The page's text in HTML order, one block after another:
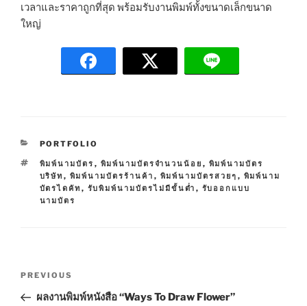
เวลาและราคาถูกที่สุด พร้อมรับงานพิมพ์ทั้งขนาดเล็กขนาด
ใหญ่
C
T
E
G
O
PORTFOLIO
T
A
G
S
พิมพ์นามบัตร , พิมพ์นามบัตรจำนวนน้อย , พิมพ์นามบัตร
บริษัท , พิมพ์นามบัตรร้านค้า , พิมพ์นามบัตรสวยๆ , พิมพ์นาม
บัตรไดคัท , รับพิมพ์นามบัตรไม่มีขั้นต่ำ , รับออกแบบ
นามบัตร
P
r
PREVIOUS
ผลงานพิมพ์หนังสือ “Ways To Draw Flower”